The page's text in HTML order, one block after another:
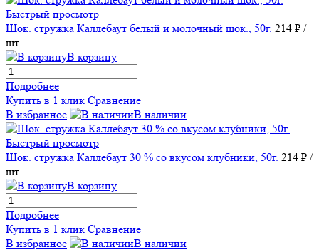
Быстрый просмотр
Шок. стружка Каллебаут белый и молочный шок., 50г. 214 ₽ /
шт
В корзину
Подробнее
Купить в 1 клик Сравнение
В избранное
В наличии
Быстрый просмотр
Шок. стружка Каллебаут 30 % со вкусом клубники, 50г. 214 ₽ /
шт
В корзину
Подробнее
Купить в 1 клик Сравнение
В избранное
В наличии